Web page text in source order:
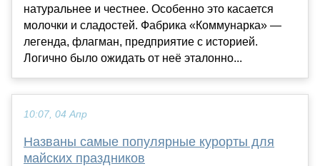
натуральнее и честнее. Особенно это касается
молочки и сладостей. Фабрика «Коммунарка» —
легенда, флагман, предприятие с историей.
Логично было ожидать от неё эталонно...
10:07, 04 Апр
Названы самые популярные курорты для
майских праздников